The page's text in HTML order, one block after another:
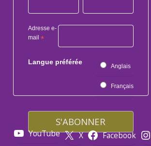
Adresse e-
mail *
Langue préférée
Anglais
Français
YouTube X Facebook